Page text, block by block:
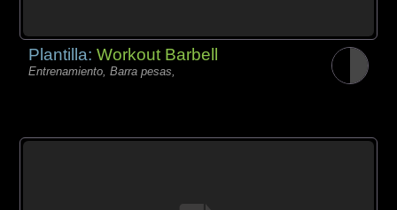
Plantilla:Workout Barbell
Entrenamiento, Barra pesas,